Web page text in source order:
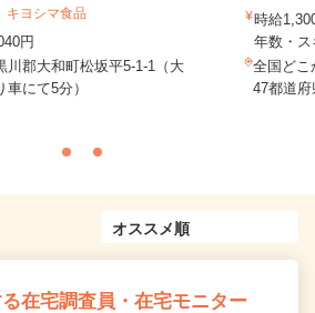
ヨシマ食品
円
川郡大和町松坂平5-1-1（大
車にて5分）
時給
年数・
全国どこ
47都道
在宅調査員・在宅モニター